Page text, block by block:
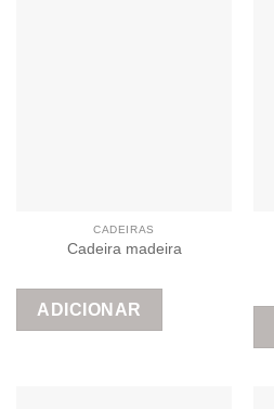
CADEIRAS
Cadeira madeira
ADICIONAR